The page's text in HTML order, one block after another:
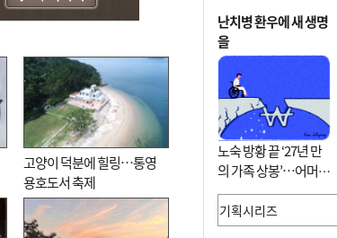
고양이 덕분에 힐링…통영
용호도서 축제
난치병 환우에 새 생명
을
노숙 방황 끝 ‘27년 만
의 가족 상봉’…어머니
와 행복 꿈꿔